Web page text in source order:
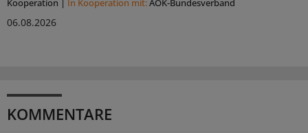
06.08.2026
KOMMENTARE